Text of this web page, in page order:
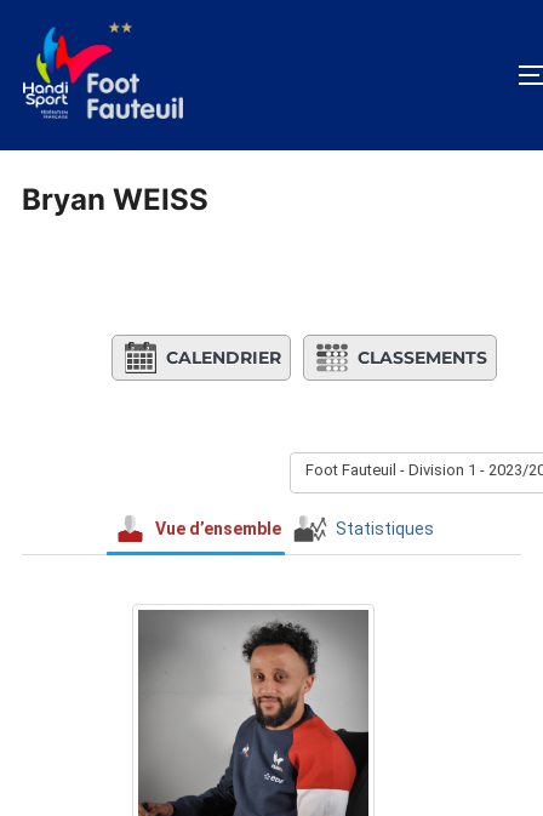
contenu
Bryan WEISS
CALENDRIER CLASSEMENTS
Foot Fauteuil - Division 1 - 2023/
Vue d’ensemble Statistiques